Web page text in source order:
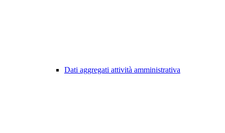
Dati aggregati attività amministrativa